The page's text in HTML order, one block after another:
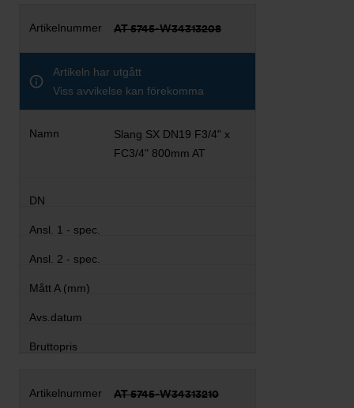
AT 5745-W34313208
Artikeln har utgått
Viss avvikelse kan förekomma
Slang SX DN19 F3/4" x
FC3/4" 800mm AT
AT 5745-W34313210